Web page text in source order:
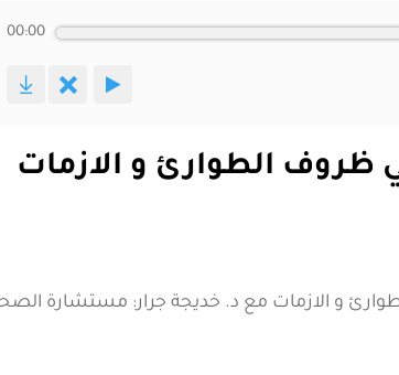
00:00
ظروف الطوارئ و الازمات
و الازمات مع د. خديجة جرار: مستشارة